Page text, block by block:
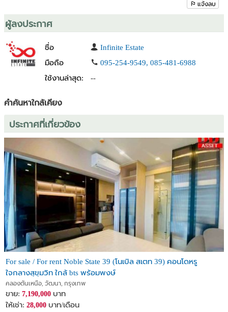
แจ้งลบ
ผู้ลงประกาศ
ชื่อ
Infinite Estate
มือถือ
095-254-9549, 085-481-6988
ใช้งานล่าสุด:
--
คำค้นหาใกล้เคียง
ประกาศที่เกี่ยวข้อง
For sale / For rent Noble State 39 (โนเบิล สเตท 39) คอนโดหรู
ใจกลางสุขุมวิท ใกล้ bts พร้อมพงษ์
คลองตันเหนือ, วัฒนา, กรุงเทพ
ขาย: 7,190,000 บาท
ให้เช่า: 28,000 บาท/เดือน